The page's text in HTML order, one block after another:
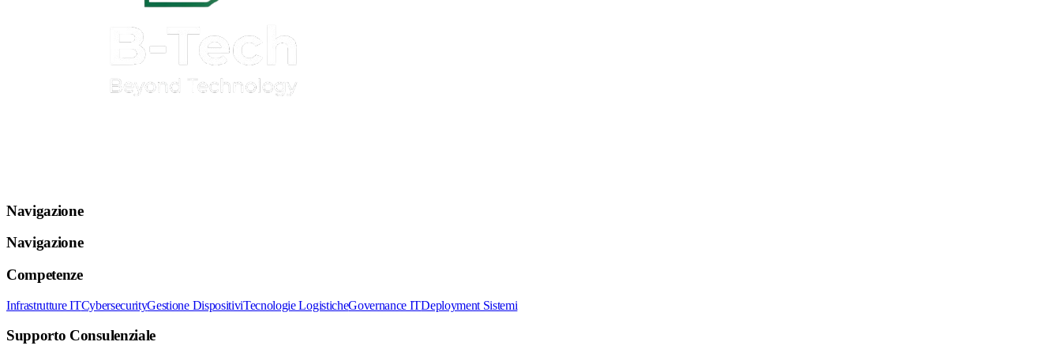
Navigazione
Navigazione
Competenze
Infrastrutture ITCybersecurityGestione DispositiviTecnologie LogisticheGovernance ITDeployment Sistemi
Supporto Consulenziale